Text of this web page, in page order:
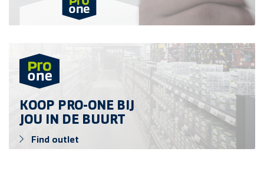
Find outlet
KOOP PRO-ONE BIJ
JOU IN DE BUURT
Find outlet